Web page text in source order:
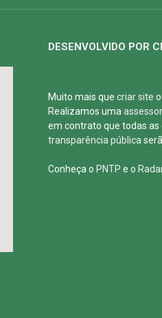
DESENVOLVIDO POR
Muito mais que criar site
Realizamos uma
em contrato que todas as
transparência pública
Conheça o PNTP e o